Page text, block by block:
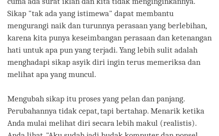
Sikap "tak ada yang istimewa" dapat membantu
mengurangi naik dan turunnya perasaan yang berlebihan,
karena kita punya keseimbangan perasaan dan ketenangan
hati untuk apa pun yang terjadi. Yang lebih sulit adalah
menghadapi sikap asyik diri ingin terus memeriksa dan
melihat apa yang muncul.
Mengubah sikap itu proses yang pelan dan panjang.
Perubahannya tidak cepat, tapi bertahap. Menarik ketika
Anda mulai melihat diri secara lebih makul (realistis).